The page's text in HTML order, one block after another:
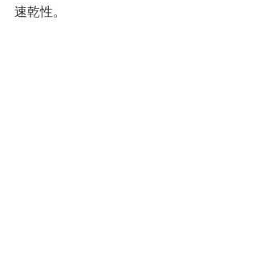
速乾性。